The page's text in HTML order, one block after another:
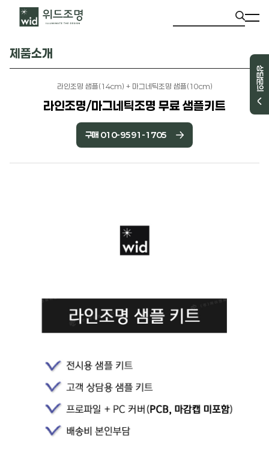
상담문의
제품소개
라인조명 샘플(14cm) + 마그네틱조명 샘플(10cm)
라인조명/마그네틱조명 무료 샘플키트
구매 010-9591-1705